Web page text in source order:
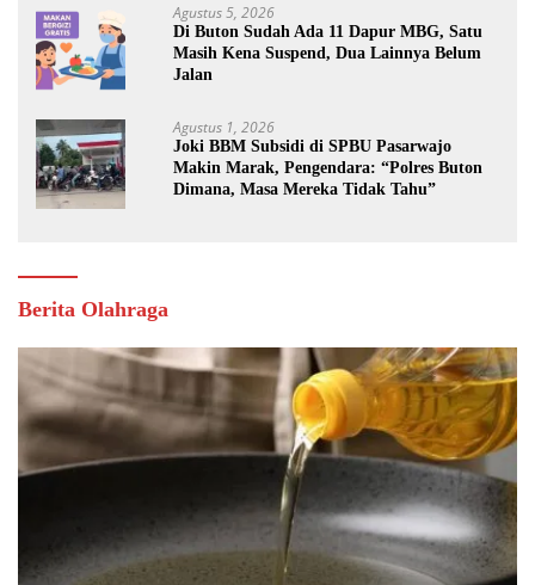
Agustus 5, 2026
Di Buton Sudah Ada 11 Dapur MBG, Satu
Masih Kena Suspend, Dua Lainnya Belum
Jalan
Agustus 1, 2026
Joki BBM Subsidi di SPBU Pasarwajo
Makin Marak, Pengendara: “Polres Buton
Dimana, Masa Mereka Tidak Tahu”
Berita Olahraga